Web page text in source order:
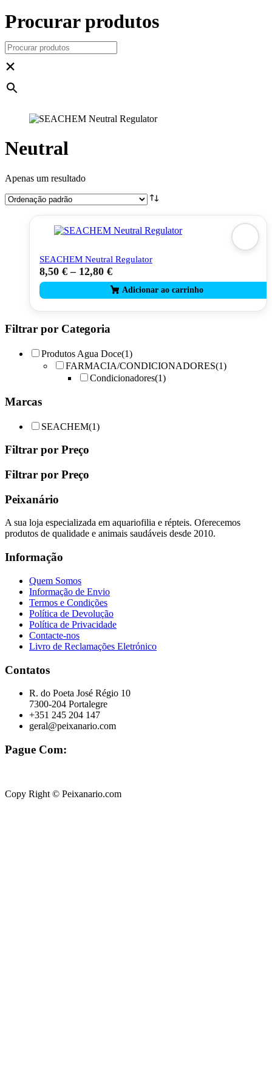
Procurar produtos
×
Neutral
Apenas um resultado
SEACHEM Neutral Regulator
8,50 € – 12,80 €
This
product
has
multiple
The
options
may
be
chosen
product
Filtrar por Categoria
Produtos Agua Doce(1)
FARMACIA/CONDICIONADORES(1)
Condicionadores(1)
Marcas
SEACHEM(1)
Filtrar por Preço
Filtrar por Preço
Peixanário
A sua loja especializada em aquariofilia e répteis. Oferecemos
produtos de qualidade e animais saudáveis desde 2010.
Informação
Quem Somos
Informação de Envio
Termos e Condições
Política de Devolução
Política de Privacidade
Contacte-nos
Livro de Reclamações Eletrónico
Contatos
R. do Poeta José Régio 10
7300-204 Portalegre
+351 245 204 147
geral@peixanario.com
Pague Com:
Copy Right © Peixanario.com